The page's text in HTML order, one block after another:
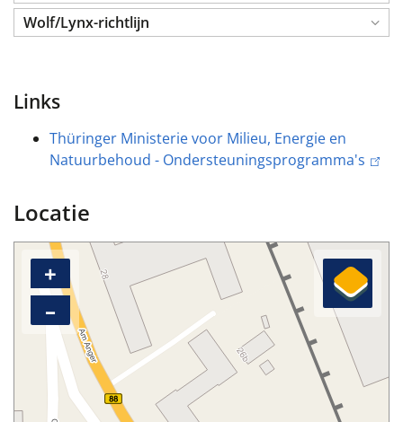
Wolf/Lynx-richtlijn
Links
Thüringer Ministerie voor Milieu, Energie en
Natuurbehoud - Ondersteuningsprogramma's
Locatie
+
–